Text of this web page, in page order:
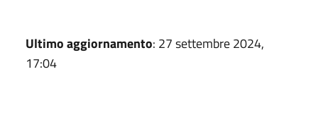
Ultimo aggiornamento: 27 settembre 2024,
17:04